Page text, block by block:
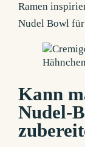
Ramen
Nudel Bowl
Kann
Nudel-